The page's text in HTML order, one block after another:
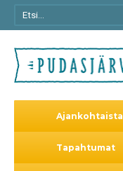
Ajankohtaista
Tapahtumat